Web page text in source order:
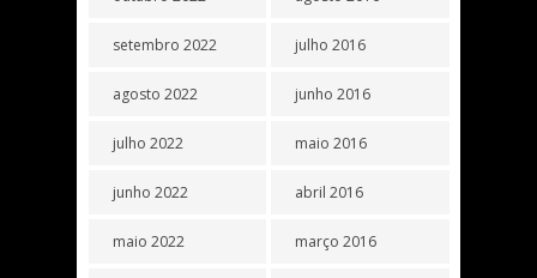
setembro 2022
agosto 2022
julho 2022
junho 2022
maio 2022
julho 2016
junho 2016
maio 2016
abril 2016
março 2016